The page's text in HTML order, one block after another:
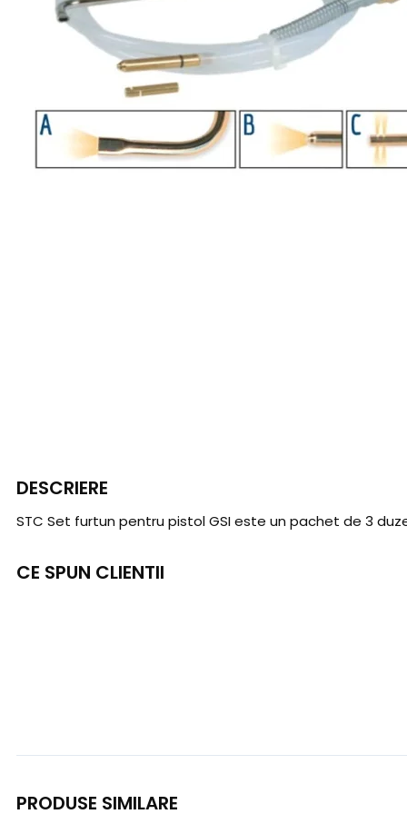
DESCRIERE
STC Set furtun pentru pistol GSI este un pachet de 3
CE SPUN CLIENTII
PRODUSE SIMILARE